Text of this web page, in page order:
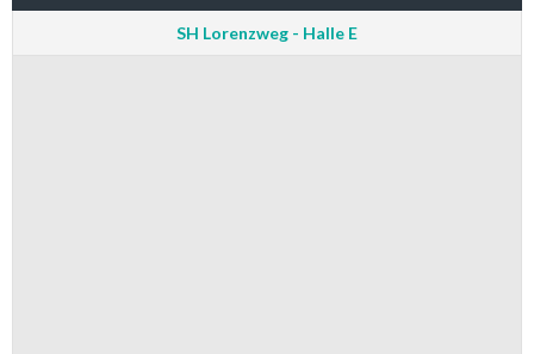
SH Lorenzweg - Halle E